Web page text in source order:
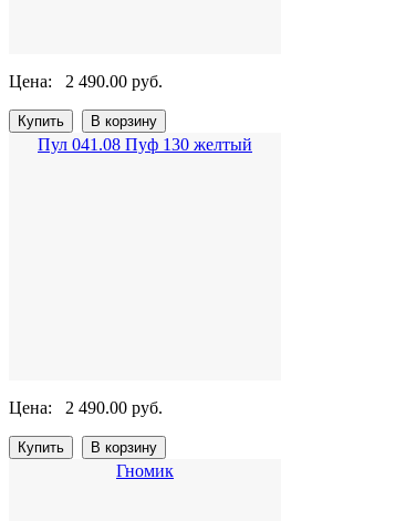
Цена: 2 490.00 руб.
Пул 041.08 Пуф 130 желтый
Цена: 2 490.00 руб.
Гномик